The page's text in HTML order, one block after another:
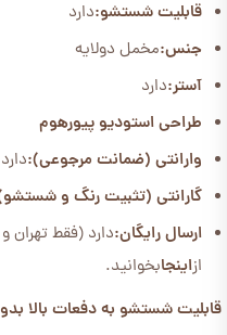
قابلیت شستشو:دارد
جنس:مخمل دولایه
آستر:دارد
طراحی استودیو پیورهوم
وارانتی (ضمانت مرجوعی):دارد
گارانتی (تثبیت رنگ و
ارسال رایگان:دارد (فقط تهران و
ازاینجابخوانید.
قابلیت شستشو به دفعات بالا